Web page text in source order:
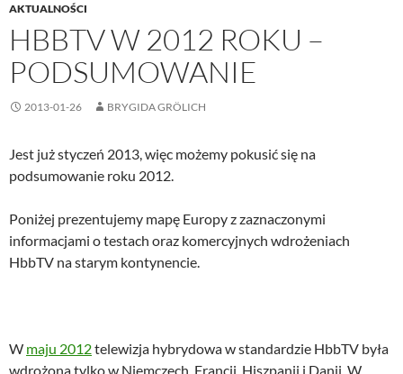
AKTUALNOŚCI
HBBTV W 2012 ROKU –
PODSUMOWANIE
2013-01-26 BRYGIDA GRÖLICH
Jest już styczeń 2013, więc możemy pokusić się na
podsumowanie roku 2012.
Poniżej prezentujemy mapę Europy z zaznaczonymi
informacjami o testach oraz komercyjnych wdrożeniach
HbbTV na starym kontynencie.
W maju 2012telewizja hybrydowa w standardzie HbbTV była
wdrożona tylko w Niemczech, Francji, Hiszpanii i Danii. W